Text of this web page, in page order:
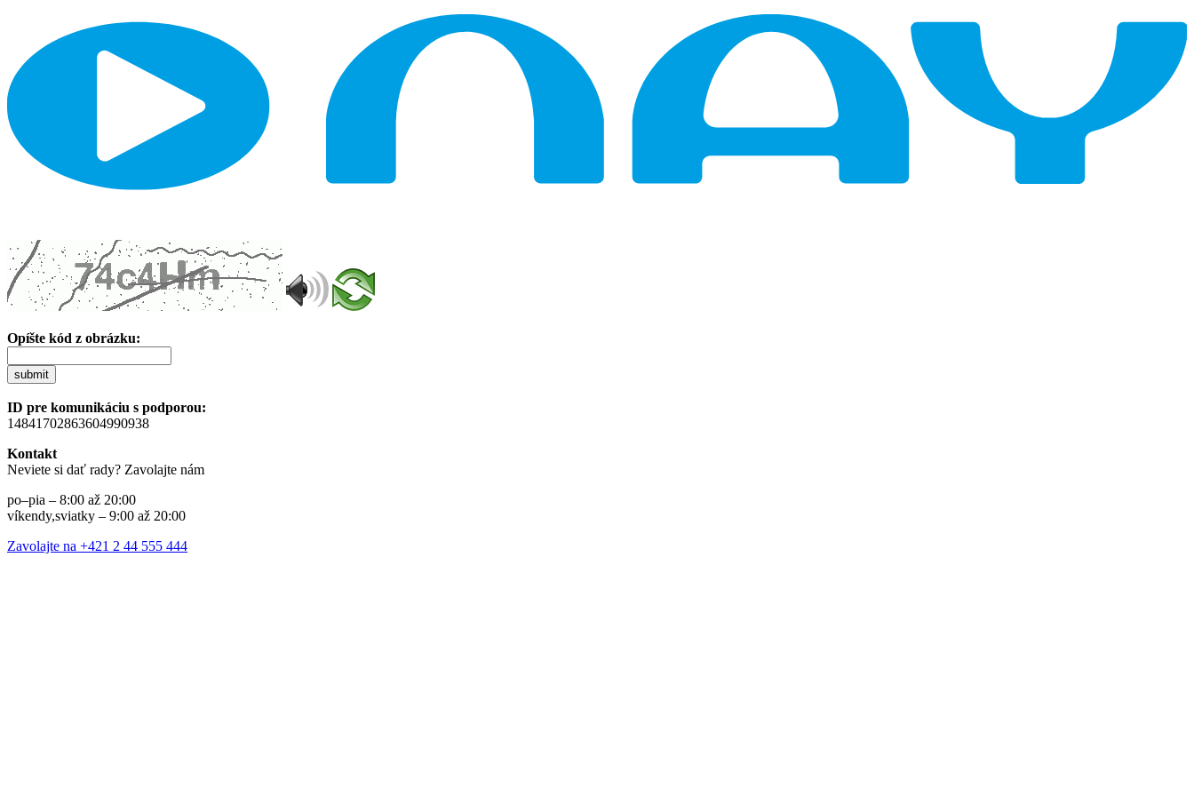
Opíšte kód z obrázku:
submit
ID pre komunikáciu s podporou:
14841702863604990938
Kontakt
Neviete si dať rady? Zavolajte nám
po–pia – 8:00 až 20:00
víkendy,sviatky – 9:00 až 20:00
Zavolajte na +421 2 44 555 444